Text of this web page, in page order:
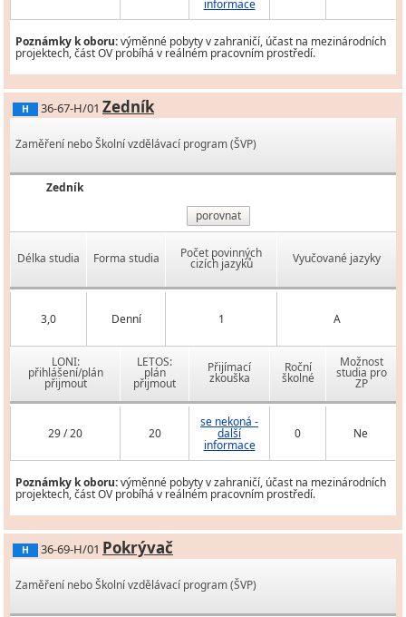
informace
Poznámky k oboru:výměnné pobyty v zahraničí, účast na mezinárodních
projektech, část OV probíhá v reálném pracovním prostředí.
H 36-67-H/01 Zedník
Zaměření nebo Školní vzdělávací program (ŠVP)
Zedník
porovnat
Délka studia Forma studia Počet povinných
cizích jazyků Vyučované jazyky
3,0 Denní 1 A
LONI:
přihlášení/plán
přijmout
LETOS:
plán
přijmout
Přijímací
zkouška
Roční
školné
Možnost
studia pro
ZP
29 / 20 20
se nekoná -
další
informace
0 Ne
Poznámky k oboru:výměnné pobyty v zahraničí, účast na mezinárodních
projektech, část OV probíhá v reálném pracovním prostředí.
H 36-69-H/01 Pokrývač
Zaměření nebo Školní vzdělávací program (ŠVP)